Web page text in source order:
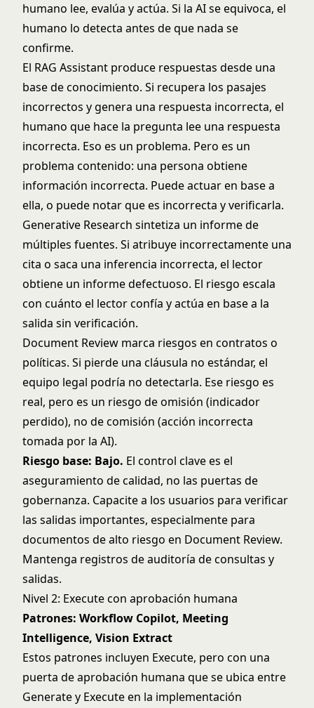
humano lee, evalúa y actúa. Si la AI se equivoca, el
humano lo detecta antes de que nada se
confirme.
El RAG Assistant produce respuestas desde una
base de conocimiento. Si recupera los pasajes
incorrectos y genera una respuesta incorrecta, el
humano que hace la pregunta lee una respuesta
incorrecta. Eso es un problema. Pero es un
problema contenido: una persona obtiene
información incorrecta. Puede actuar en base a
ella, o puede notar que es incorrecta y verificarla.
Generative Research sintetiza un informe de
múltiples fuentes. Si atribuye incorrectamente una
cita o saca una inferencia incorrecta, el lector
obtiene un informe defectuoso. El riesgo escala
con cuánto el lector confía y actúa en base a la
salida sin verificación.
Document Review marca riesgos en contratos o
políticas. Si pierde una cláusula no estándar, el
equipo legal podría no detectarla. Ese riesgo es
real, pero es un riesgo de omisión (indicador
perdido), no de comisión (acción incorrecta
tomada por la AI).
Riesgo base: Bajo. El control clave es el
aseguramiento de calidad, no las puertas de
gobernanza. Capacite a los usuarios para verificar
las salidas importantes, especialmente para
documentos de alto riesgo en Document Review.
Mantenga registros de auditoría de consultas y
salidas.
Nivel 2: Execute con aprobación humana
Patrones: Workflow Copilot, Meeting
Intelligence, Vision Extract
Estos patrones incluyen Execute, pero con una
puerta de aprobación humana que se ubica entre
Generate y Execute en la implementación